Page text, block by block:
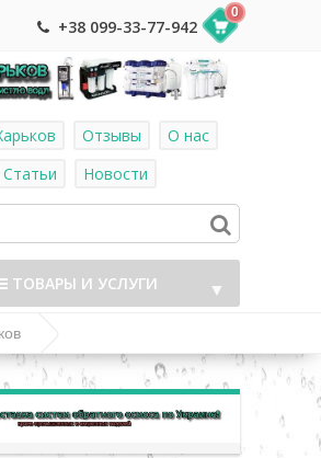
+38 099-33-77-942
0
Отзывы
О нас
Статьи
Новости
ТОВАРЫ И УСЛУГИ ▼
и фитинг к системам